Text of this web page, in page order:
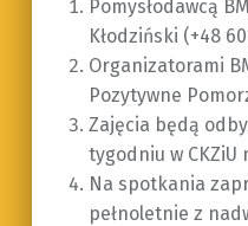
Pomysłodawcą
Kłodziński (+48
Organizatorami
Pozytywne
Zajęcia będą
tygodniu w CKZiU
Na spotkania
pełnoletnie z